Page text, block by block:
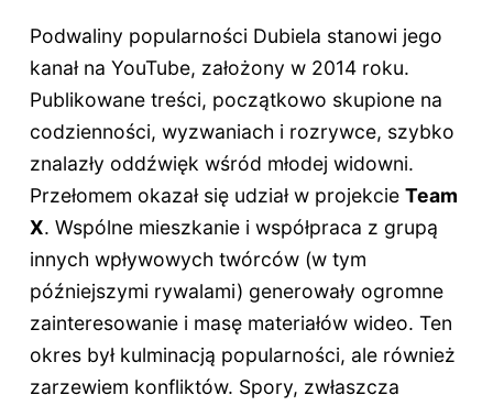
Podwaliny popularności Dubiela stanowi jego
kanał na YouTube, założony w 2014 roku.
Publikowane treści, początkowo skupione na
codzienności, wyzwaniach i rozrywce, szybko
znalazły oddźwięk wśród młodej widowni.
Przełomem okazał się udział w projekcie Team
X. Wspólne mieszkanie i współpraca z grupą
innych wpływowych twórców (w tym
późniejszymi rywalami) generowały ogromne
zainteresowanie i masę materiałów wideo. Ten
okres był kulminacją popularności, ale również
zarzewiem konfliktów. Spory, zwłaszcza